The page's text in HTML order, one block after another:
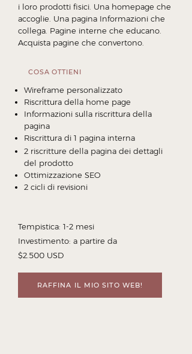
i loro prodotti fisici. Una homepage che
accoglie. Una pagina Informazioni che
collega. Pagine interne che educano.
Acquista pagine che convertono.
COSA OTTIENI
Wireframe personalizzato
Riscrittura della home page
Informazioni sulla riscrittura della
pagina
Riscrittura di 1 pagina interna
2 riscritture della pagina dei dettagli
del prodotto
Ottimizzazione SEO
2 cicli di revisioni
Tempistica: 1-2 mesi
Investimento: a partire da
$2.500 USD
RAFFINA IL MIO SITO WEB!